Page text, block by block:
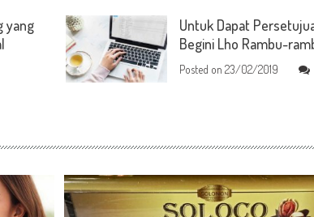
yang
Untuk Dapat
Begini Lho Rambu-
Posted on23/02/2019